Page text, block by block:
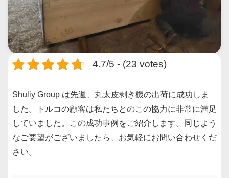
4.7/5 - (23 votes)
Shuliy Group は先週、丸太皮剥き機の出荷に成功しま
した。トルコの顧客は私たちとのこの協力に非常に満足
していました。この成功事例をご紹介します。同じよう
なご要望がございましたら、お気軽にお問い合わせくだ
さい。